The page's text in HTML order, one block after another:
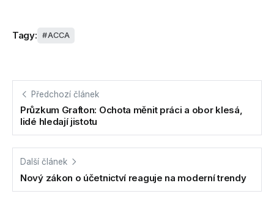
Tagy: ACCA
Předchozí článek
Průzkum Grafton: Ochota měnit práci a obor klesá,
lidé hledají jistotu
Další článek
Nový zákon o účetnictví reaguje na moderní trendy